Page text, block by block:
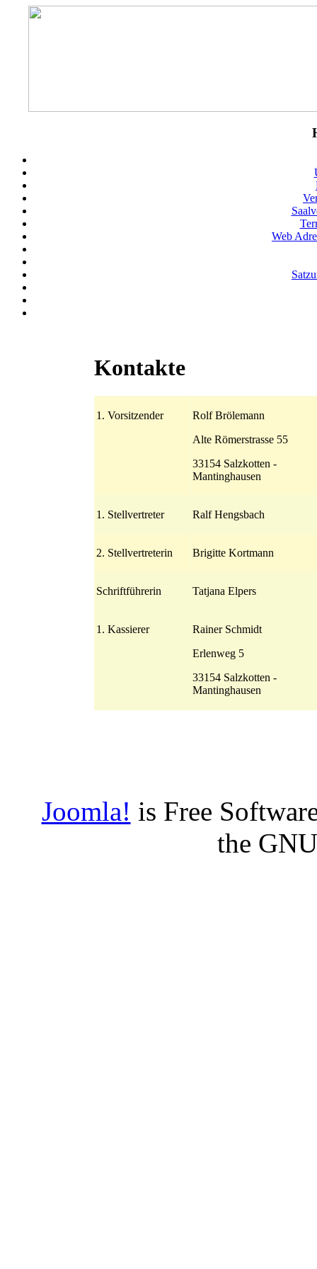
Web
Kontakte
1. Vorsitzender
Rolf Brölemann
Alte Römerstrasse 55
33154 Salzkotten -
Mantinghausen
1. Stellvertreter Ralf Hengsbach
2. Stellvertreterin Brigitte Kortmann
Schriftführerin Tatjana Elpers
1. Kassierer
Rainer Schmidt
Erlenweg 5
33154 Salzkotten -
Mantinghausen
Joomla! is Free
the